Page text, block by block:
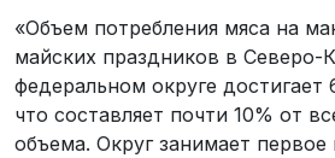
«Объем потребления мяса на
майских праздников в Северо-
федеральном округе достигает
что составляет почти 10% от
объема. Округ занимает